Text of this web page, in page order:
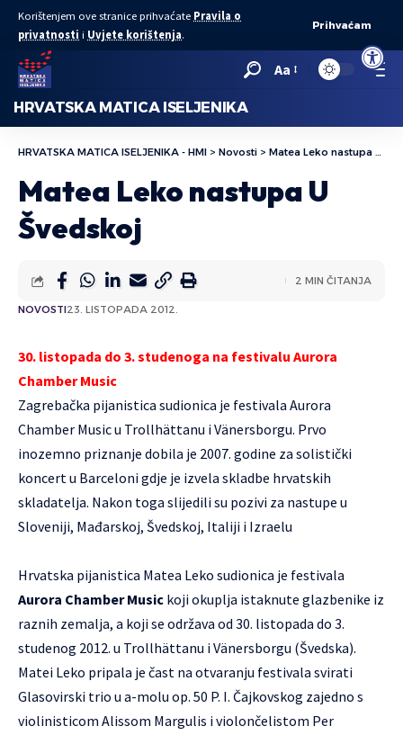
Open
Korištenjem ove stranice prihvaćate Pravila o
privatnosti i Uvjete korištenja.
Prihvaćam
Aa
HRVATSKA MATICA ISELJENIKA
HRVATSKA MATICA ISELJENIKA - HMI > Novosti > Matea Leko nastupa U Švedskoj
Matea Leko nastupa U
Švedskoj
NOVOSTI23. LISTOPADA 2012.
2 MIN ČITANJA
30. listopada do 3. studenoga na festivalu Aurora
Chamber Music
Zagrebačka pijanistica sudionica je festivala Aurora
Chamber Music u Trollhättanu i Vänersborgu. Prvo
inozemno priznanje dobila je 2007. godine za solistički
koncert u Barceloni gdje je izvela skladbe hrvatskih
skladatelja. Nakon toga slijedili su pozivi za nastupe u
Sloveniji, Mađarskoj, Švedskoj, Italiji i Izraelu
Hrvatska pijanistica Matea Leko sudionica je festivala
Aurora Chamber Music koji okuplja istaknute glazbenike iz
raznih zemalja, a koji se održava od 30. listopada do 3.
studenog 2012. u Trollhättanu i Vänersborgu (Švedska).
Matei Leko pripala je čast na otvaranju festivala svirati
Glasovirski trio u a-molu op. 50 P. I. Čajkovskog zajedno s
violinisticom Alissom Margulis i violončelistom Per